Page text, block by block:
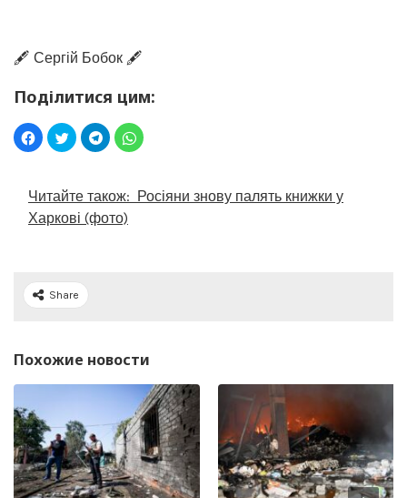
🖋️ Сергій Бобок 🖋️
Поділитися цим:
Читайте також: Росіяни знову палять книжки у
Харкові (фото)
Share
Похожие новости